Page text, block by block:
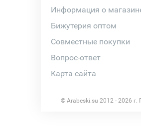
Информация о
Бижутерия оптом
Совместные покупки
Вопрос-ответ
Карта сайта
© Arabeski.su 2012 - 2026 г.